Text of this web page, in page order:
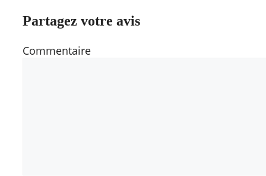
Partagez votre avis
Commentaire